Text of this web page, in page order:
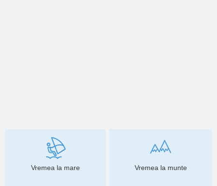
Vremea la mare Vremea la munte